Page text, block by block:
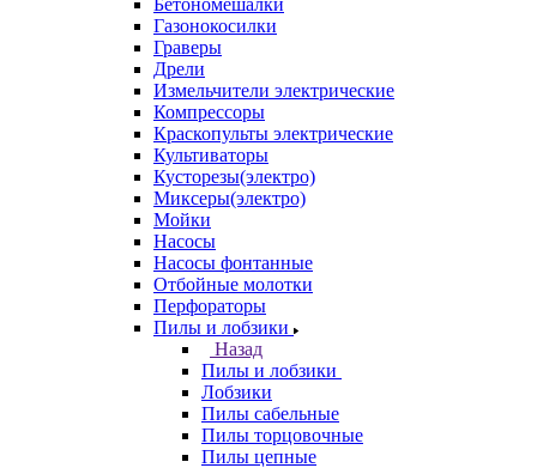
Бетономешалки
Газонокосилки
Граверы
Дрели
Измельчители электрические
Компрессоры
Краскопульты электрические
Культиваторы
Кусторезы(электро)
Миксеры(электро)
Мойки
Насосы
Насосы фонтанные
Отбойные молотки
Перфораторы
Пилы и лобзики
Назад
Пилы и лобзики
Лобзики
Пилы сабельные
Пилы торцовочные
Пилы цепные